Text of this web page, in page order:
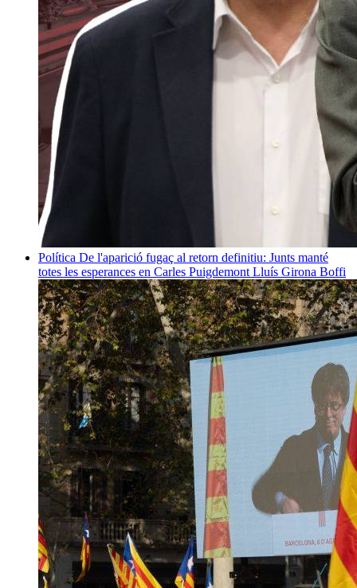
Política De l'aparició fugaç al retorn definitiu: Junts manté
totes les esperances en Carles Puigdemont Lluís Girona Boffi